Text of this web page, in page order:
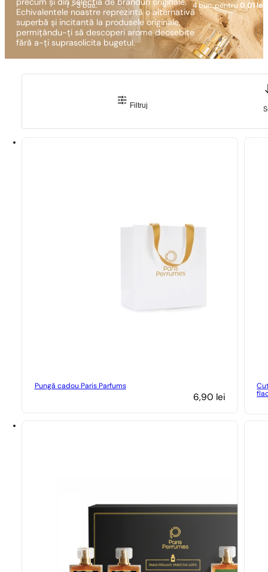
1 - 3 buc. 4 buc. pentru 0,01 lei!
precum și din selecția de branduri originale.
Echivalentele noastre reprezintă o alternativă
superbă și incitantă la produsele originale,
permițându-ți să descoperi arome deosebite
fără a-ți suprasolicita bugetul.
Filtruj
Pungă cadou Paris Parfums
6,90 lei